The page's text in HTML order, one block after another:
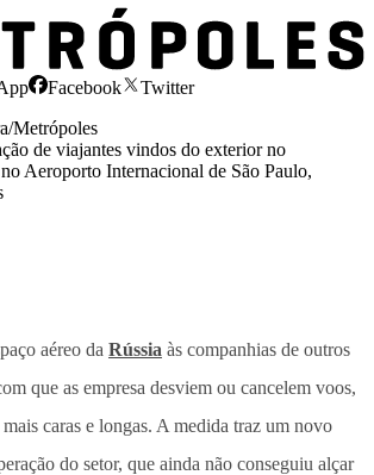
Facebook
Twitter
Metrópoles
aéreo da Rússia às companhias de outros
que as empresa desviem ou cancelem voos,
caras e longas. A medida traz um novo
do setor, que ainda não conseguiu alçar